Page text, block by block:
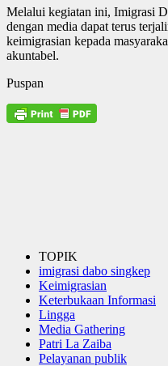
Melalui kegiatan ini, Imigrasi
dengan media dapat terus
keimigrasian kepada
akuntabel.
Puspan
TOPIK
imigrasi dabo singkep
Keimigrasian
Keterbukaan Informasi
Lingga
Media Gathering
Patri La Zaiba
Pelayanan publik